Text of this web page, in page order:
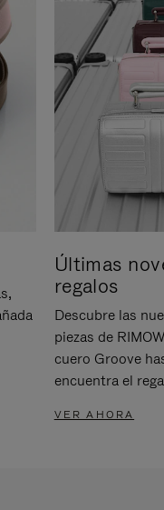
Últimas
regalos
Descubre las
piezas de
cuero Groove
encuentra el
VER AHORA